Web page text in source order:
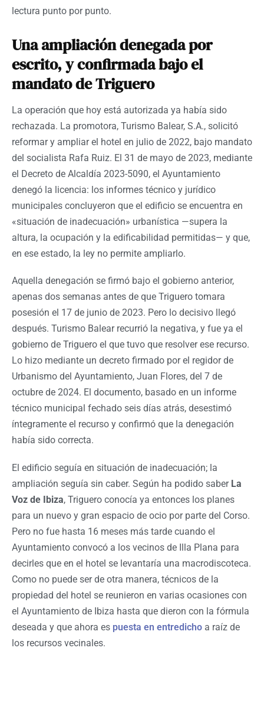
lectura punto por punto.
Una ampliación denegada por
escrito, y confirmada bajo el
mandato de Triguero
La operación que hoy está autorizada ya había sido
rechazada. La promotora, Turismo Balear, S.A., solicitó
reformar y ampliar el hotel en julio de 2022, bajo mandato
del socialista Rafa Ruiz. El 31 de mayo de 2023, mediante
el Decreto de Alcaldía 2023-5090, el Ayuntamiento
denegó la licencia: los informes técnico y jurídico
municipales concluyeron que el edificio se encuentra en
«situación de inadecuación» urbanística —supera la
altura, la ocupación y la edificabilidad permitidas— y que,
en ese estado, la ley no permite ampliarlo.
Aquella denegación se firmó bajo el gobierno anterior,
apenas dos semanas antes de que Triguero tomara
posesión el 17 de junio de 2023. Pero lo decisivo llegó
después. Turismo Balear recurrió la negativa, y fue ya el
gobierno de Triguero el que tuvo que resolver ese recurso.
Lo hizo mediante un decreto firmado por el regidor de
Urbanismo del Ayuntamiento, Juan Flores, del 7 de
octubre de 2024. El documento, basado en un informe
técnico municipal fechado seis días atrás, desestimó
íntegramente el recurso y confirmó que la denegación
había sido correcta.
El edificio seguía en situación de inadecuación; la
ampliación seguía sin caber. Según ha podido saber La
Voz de Ibiza, Triguero conocía ya entonces los planes
para un nuevo y gran espacio de ocio por parte del Corso.
Pero no fue hasta 16 meses más tarde cuando el
Ayuntamiento convocó a los vecinos de Illa Plana para
decirles que en el hotel se levantaría una macrodiscoteca.
Como no puede ser de otra manera, técnicos de la
propiedad del hotel se reunieron en varias ocasiones con
el Ayuntamiento de Ibiza hasta que dieron con la fórmula
deseada y que ahora es puesta en entredicho a raíz de
los recursos vecinales.